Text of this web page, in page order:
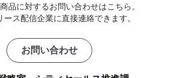
品に対するお問い合わせはこちら。
ース配信企業に直接連絡できます。
お問い合わせ